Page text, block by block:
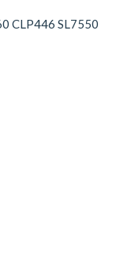
CLP446 SL7550